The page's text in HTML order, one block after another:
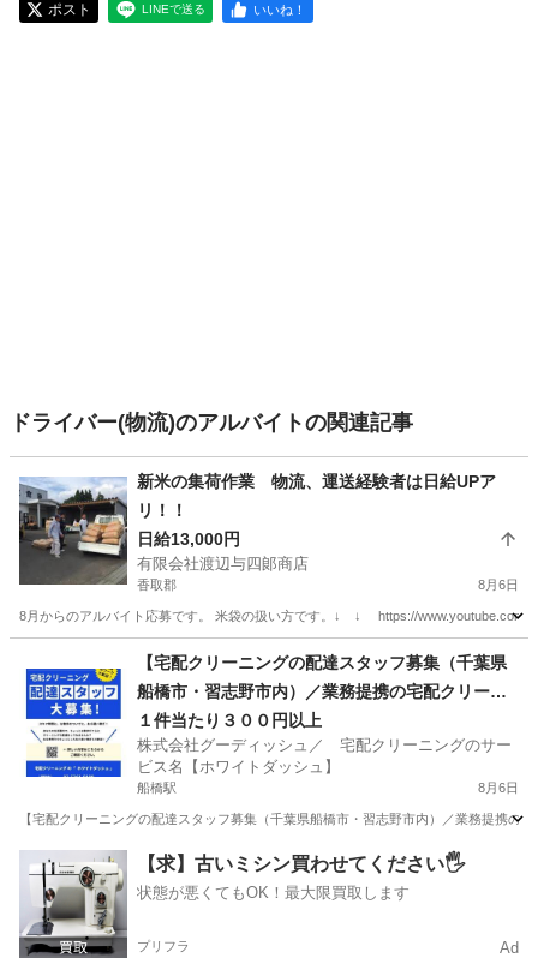
ポスト LINEで送る いいね！
ドライバー(物流)のアルバイトの関連記事
新米の集荷作業 物流、運送経験者は日給UPア
リ！！
日給13,000円
有限会社渡辺与四郞商店
香取郡 8月6日
8月からのアルバイト応募です。 米袋の扱い方です。↓ ↓ https://www.youtube.com/
物流 時給
【宅配クリーニングの配達スタッフ募集（千葉県
船橋市・習志野市内）／業務提携の宅配クリーニ
ング店募集】
１件当たり３００円以上
株式会社グーディッシュ／ 宅配クリーニングのサー
ビス名【ホワイトダッシュ】
船橋駅 8月6日
【宅配クリーニングの配達スタッフ募集（千葉県船橋市・習志野市内）／業務提携
千葉 船橋市 船橋駅 ドライバー 千葉 習志野市
津田沼駅 ドライバー スタッフ
【求】古いミシン買わせてください🖐️
状態が悪くてもOK！最大限買取します
プリフラ Ad